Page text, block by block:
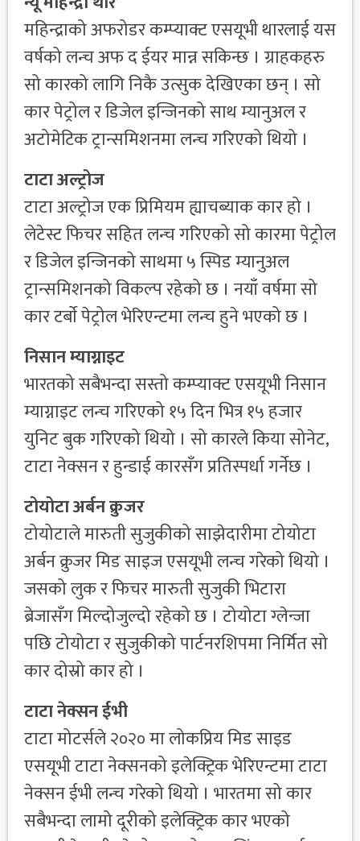
महिन्द्राको अफरोडर कम्प्याक्ट एसयूभी थारलाई यस
वर्षको लन्च अफ द ईयर मान्न सकिन्छ । ग्राहकहरु
सो कारको लागि निकै उत्सुक देखिएका छन् । सो
कार पेट्रोल र डिजेल इन्जिनको साथ म्यानुअल र
अटोमेटिक ट्रान्समिशनमा लन्च गरिएको थियो ।
टाटा अल्ट्रोज
टाटा अल्ट्रोज एक प्रिमियम ह्याचब्याक कार हो ।
लेटेस्ट फिचर सहित लन्च गरिएको सो कारमा पेट्रोल
र डिजेल इन्जिनको साथमा ५ स्पिड म्यानुअल
ट्रान्समिशनको विकल्प रहेको छ । नयाँ वर्षमा सो
कार टर्बाे पेट्रोल भेरिएन्टमा लन्च हुने भएको छ ।
निसान म्याग्नाइट
भारतको सबैभन्दा सस्तो कम्प्याक्ट एसयूभी निसान
म्याग्नाइट लन्च गरिएको १५ दिन भित्र १५ हजार
युनिट बुक गरिएको थियो । सो कारले किया सोनेट,
टाटा नेक्सन र हुन्डाई कारसँग प्रतिस्पर्धा गर्नेछ ।
टोयोटा अर्बन क्रुजर
टोयोटाले मारुती सुजुकीको साझेदारीमा टोयोटा
अर्बन क्रुजर मिड साइज एसयूभी लन्च गरेको थियो ।
जसको लुक र फिचर मारुती सुजुकी भिटारा
ब्रेजासँग मिल्दोजुल्दो रहेको छ । टोयोटा ग्लेन्जा
पछि टोयोटा र सुजुकीको पार्टनरशिपमा निर्मित सो
कार दोस्रो कार हो ।
टाटा नेक्सन ईभी
टाटा मोटर्सले २०२० मा लोकप्रिय मिड साइड
एसयूभी टाटा नेक्सनको इलेक्ट्रिक भेरिएन्टमा टाटा
नेक्सन ईभी लन्च गरेको थियो । भारतमा सो कार
सबैभन्दा लामो दूरीको इलेक्ट्रिक कार भएको